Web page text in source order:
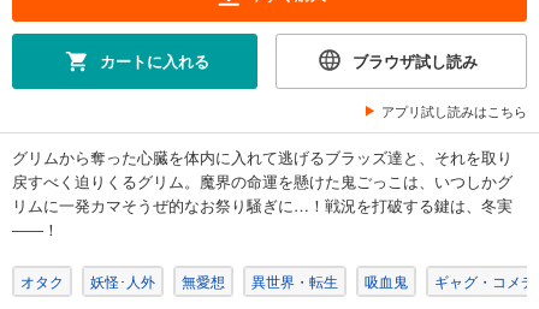
カートに入れる ブラウザ試し読み
アプリ試し読みはこちら
グリムから奪った心臓を体内に入れて逃げるブラッズ達と、それを取り
戻すべく迫りくるグリム。魔界の命運を懸けた鬼ごっこは、いつしかグ
リムに一発カマそうぜ的なお祭り騒ぎに…！戦況を打破する鍵は、冬実
――！
オタク 妖怪･人外 無愛想 異世界・転生 吸血鬼 ギャグ・コメデ
試し読み
あらすじを表示する
616 円 (税込)
完結
カート
ブラッドラッド 9巻